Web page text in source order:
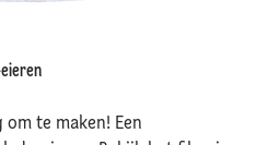
te maken! Een